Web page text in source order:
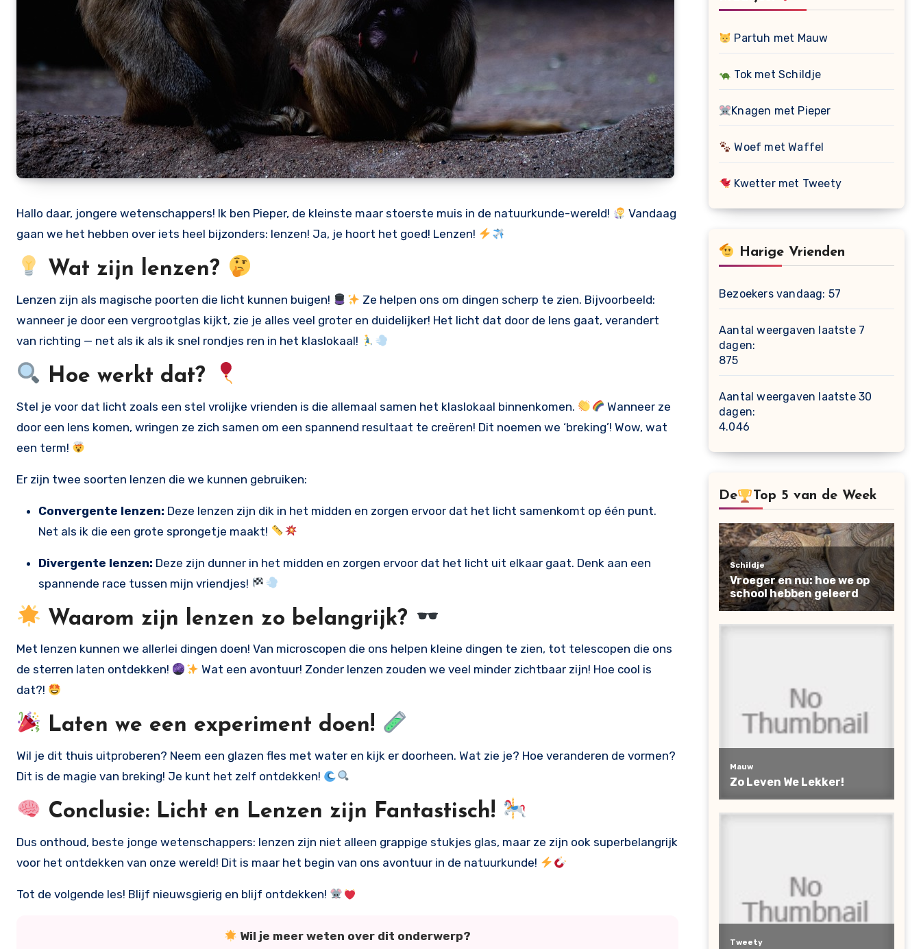
Hallo daar, jongere wetenschappers! Ik ben Pieper, de kleinste maar stoerste muis in de natuurkunde-wereld!
Vandaag
gaan we het hebben over iets heel bijzonders: lenzen! Ja, je hoort het goed! Lenzen!
Wat zijn lenzen?
Lenzen zijn als magische poorten die licht kunnen buigen!
Ze helpen ons om dingen scherp te zien. Bijvoorbeeld:
wanneer je door een vergrootglas kijkt, zie je alles veel groter en duidelijker! Het licht dat door de lens gaat, verandert
van richting — net als ik als ik snel rondjes ren in het klaslokaal!
Hoe werkt dat?
Stel je voor dat licht zoals een stel vrolijke vrienden is die allemaal samen het klaslokaal binnenkomen.
Wanneer ze
door een lens komen, wringen ze zich samen om een spannend resultaat te creëren! Dit noemen we ‘breking’! Wow, wat
een term!
Er zijn twee soorten lenzen die we kunnen gebruiken:
Convergente lenzen: Deze lenzen zijn dik in het midden en zorgen ervoor dat het licht samenkomt op één punt.
Net als ik die een grote sprongetje maakt!
Divergente lenzen: Deze zijn dunner in het midden en zorgen ervoor dat het licht uit elkaar gaat. Denk aan een
spannende race tussen mijn vriendjes!
Waarom zijn lenzen zo belangrijk?
Met lenzen kunnen we allerlei dingen doen! Van microscopen die ons helpen kleine dingen te zien, tot telescopen die ons
de sterren laten ontdekken!
Wat een avontuur! Zonder lenzen zouden we veel minder zichtbaar zijn! Hoe cool is
dat?!
Laten we een experiment doen!
Wil je dit thuis uitproberen? Neem een glazen fles met water en kijk er doorheen. Wat zie je? Hoe veranderen de vormen?
Dit is de magie van breking! Je kunt het zelf ontdekken!
Conclusie: Licht en Lenzen zijn Fantastisch!
Dus onthoud, beste jonge wetenschappers: lenzen zijn niet alleen grappige stukjes glas, maar ze zijn ook superbelangrijk
voor het ontdekken van onze wereld! Dit is maar het begin van ons avontuur in de natuurkunde!
Tot de volgende les! Blijf nieuwsgierig en blijf ontdekken!
Wil je meer weten over dit onderwerp?
Partuh met Mauw
Tok met Schildje
Knagen met Pieper
Woef met Waffel
Kwetter met Tweety
Harige Vrienden
Bezoekers vandaag: 57
Aantal weergaven laatste 7
dagen:
875
Aantal weergaven laatste 30
dagen:
4.046
De Top 5 van de Week